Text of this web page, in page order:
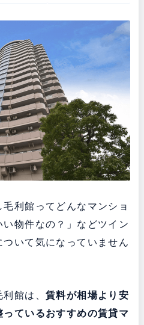
毛利館ってどんなマンショ
物件なの？」などツイン
いて気になっていません
館は、 賃料が相場より安
っているおすすめの賃貸マ